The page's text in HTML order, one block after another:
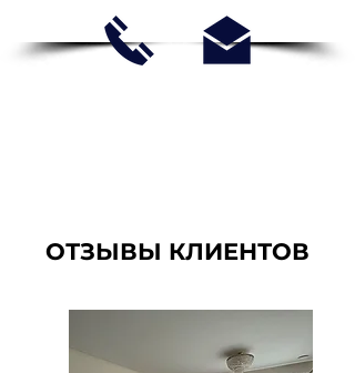
ОТЗЫВЫ КЛИЕНТОВ